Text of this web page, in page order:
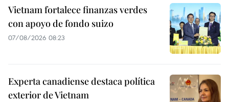
Vietnam fortalece finanzas verdes
con apoyo de fondo suizo
07/08/2026 08:23
Experta canadiense destaca política
exterior de Vietnam